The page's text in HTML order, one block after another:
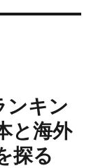
ンキン
と海外
探る